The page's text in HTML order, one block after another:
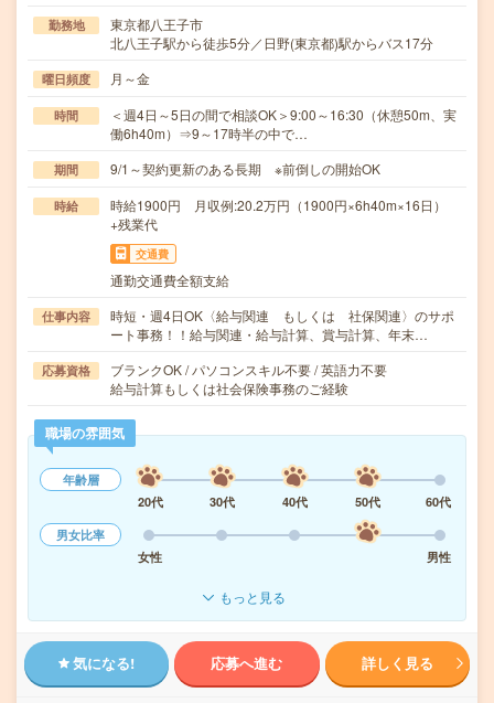
勤務地
東京都八王子市
北八王子駅から徒歩5分／日野(東京都)駅からバス17分
曜日頻度 月～金
時間
＜週4日～5日の間で相談OK＞9:00～16:30（休憩50m、実
働6h40m）⇒9～17時半の中で…
期間 9/1～契約更新のある長期 ※前倒しの開始OK
時給
時給1900円 月収例:20.2万円（1900円×6h40m×16日）
+残業代
交通費
通勤交通費全額支給
仕事内容
時短・週4日OK〈給与関連 もしくは 社保関連〉のサポ
ート事務！！給与関連・給与計算、賞与計算、年末…
応募資格
ブランクOK / パソコンスキル不要 / 英語力不要
給与計算もしくは社会保険事務のご経験
職場の雰囲気
年齢層
20代
30代 40代 50代
60代
男女比率
女性
男性
もっと見る
気になる! 応募へ進む 詳しく見る